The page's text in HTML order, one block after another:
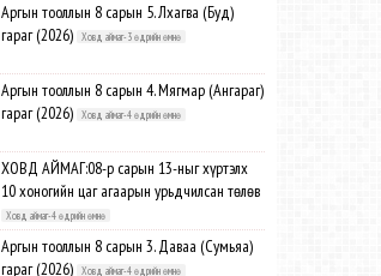
Аргын тооллын 8 сарын 5. Лхагва (Буд)
гараг (2026)
Ховд аймаг-3 өдрийн өмнө
Аргын тооллын 8 сарын 4. Мягмар (Ангараг)
гараг (2026)
Ховд аймаг-4 өдрийн өмнө
ХОВД АЙМАГ:08-р сарын 13-ныг хүртэлх
10 хоногийн цаг агаарын урьдчилсан төлөв
Ховд аймаг-4 өдрийн өмнө
Аргын тооллын 8 сарын 3. Даваа (Сумьяа)
гараг (2026)
Ховд аймаг-4 өдрийн өмнө